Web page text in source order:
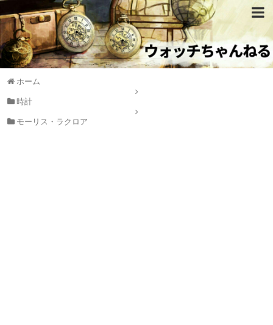
ホーム
時計
モーリス・ラクロア